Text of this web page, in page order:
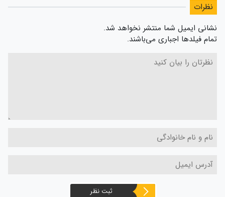
نظرات
نشانی ایمیل شما منتشر نخواهد شد.
تمام فیلدها اجباری می‌باشند.
ثبت نظر